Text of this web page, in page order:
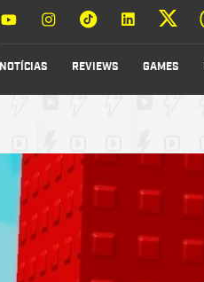
NOTÍCIAS REVIEWS GAMES